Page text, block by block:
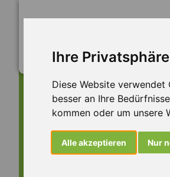
Ihre
Diese Website verwendet
besser an Ihre
kommen oder um unsere
Alle akzeptieren Nur
Dieser Job
... aber vielleicht